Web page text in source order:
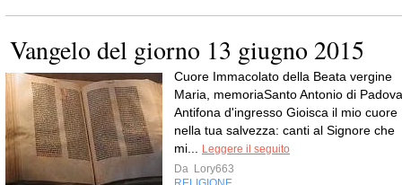
Vangelo del giorno 13 giugno 2015
Cuore Immacolato della Beata vergine
Maria, memoriaSanto Antonio di Padova
Antifona d'ingresso Gioisca il mio cuore
nella tua salvezza: canti al Signore che
mi...
Leggere il seguito
Da Lory663